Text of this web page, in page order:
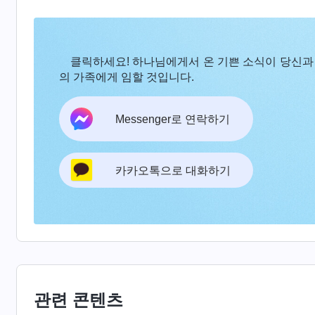
클릭하세요! 하나님에게서 온 기쁜 소식이 당신
의 가족에게 임할 것입니다.
Messenger로 연락하기
카카오톡으로 대화하기
관련 콘텐츠